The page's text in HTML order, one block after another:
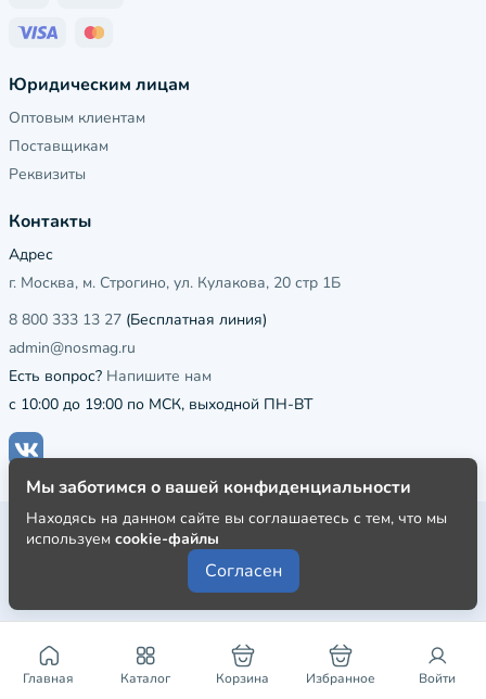
Главная Каталог Корзина Избранное Войти
Юридическим лицам
Оптовым клиентам
Поставщикам
Реквизиты
Контакты
Адрес
г. Москва, м. Строгино, ул. Кулакова, 20 стр 1Б
8 800 333 13 27 (Бесплатная линия)
admin@nosmag.ru
Есть вопрос? Напишите нам
с 10:00 до 19:00 по МСК, выходной ПН-ВТ
Публичная оферта
Пользовательское соглашение
Политика конфиденциальности
Мы заботимся о вашей конфиденциальности
Находясь на данном сайте вы соглашаетесь с тем, что мы
используем cookie-файлы
Согласен